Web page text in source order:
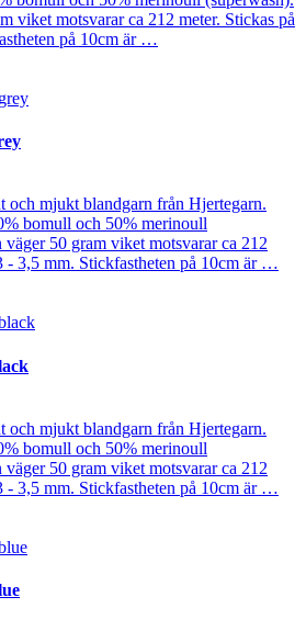
viket motsvarar ca 212 meter. Stickas på
på 10cm är …
och mjukt blandgarn från Hjertegarn.
bomull och 50% merinoull
50 gram viket motsvarar ca 212
- 3,5 mm. Stickfastheten på 10cm är …
och mjukt blandgarn från Hjertegarn.
bomull och 50% merinoull
50 gram viket motsvarar ca 212
- 3,5 mm. Stickfastheten på 10cm är …